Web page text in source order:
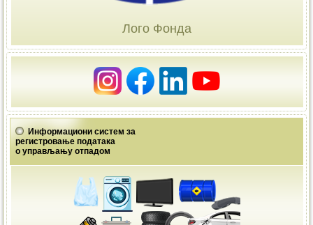
Лого Фонда
Информациони систем за
регистровање података
о управљању отпадом